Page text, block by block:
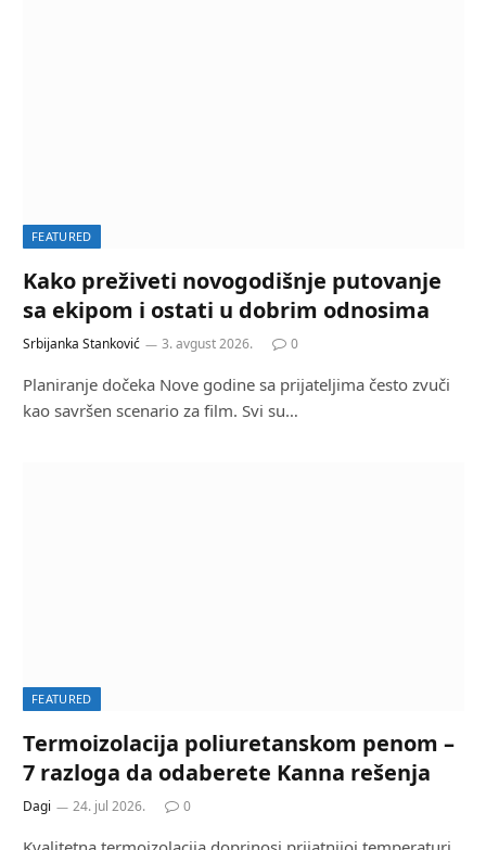
FEATURED
Kako preživeti novogodišnje putovanje
sa ekipom i ostati u dobrim odnosima
Srbijanka Stanković 3. avgust 2026. 0
Planiranje dočeka Nove godine sa prijateljima često zvuči
kao savršen scenario za film. Svi su…
FEATURED
Termoizolacija poliuretanskom penom –
7 razloga da odaberete Kanna rešenja
Dagi 24. jul 2026. 0